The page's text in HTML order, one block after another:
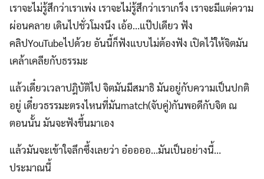
เราจะไม่รู้สึกว่าเราเพ่ง เราจะไม่รู้สึกว่าเราเกร็ง เราจะมีแต่ความ
ผ่อนคลาย เดินไปชั่วโมงนึง เอ้อ…แป๊ปเดียว ฟัง
คลิปYouTubeไปด้วย อันนี้ก็ฟังแบบไม่ต้องฟัง เปิดไว้ให้จิตมัน
เคล้าเคลียกับธรรมะ
แล้วเดี๋ยวเวลาปฎิบัติไป จิตมันมีสมาธิ มันอยู่กับความเป็นปกติ
อยู่ เดี๋ยวธรรมะตรงไหนที่มันmatch(จับคู่)กันพอดีกับจิต ณ
ตอนนั้น มันจะฟังขึ้นมาเอง
แล้วมันจะเข้าใจลึกซึ้งเลยว่า อ๋ออออ…มันเป็นอย่างนี้…
ประมาณนี้